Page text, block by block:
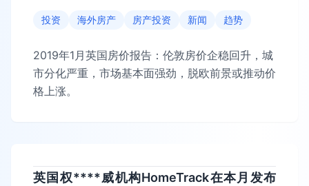
投资 海外房产 房产投资 新闻 趋势
2019年1月英国房价报告：伦敦房价企稳回升，城
市分化严重，市场基本面强劲，脱欧前景或推动价
格上涨。
英国权****威机构HomeTrack在本月发布